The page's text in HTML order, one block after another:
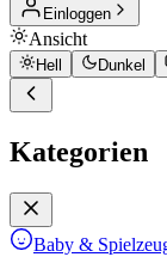
Einloggen
Ansicht
Hell Dunkel
Kategorien
Baby &